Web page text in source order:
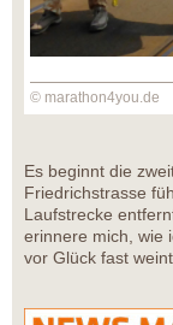
© marathon4you.de
Es beginnt die
Friedrichstrasse
Laufstrecke
erinnere mich, wie
vor Glück fast